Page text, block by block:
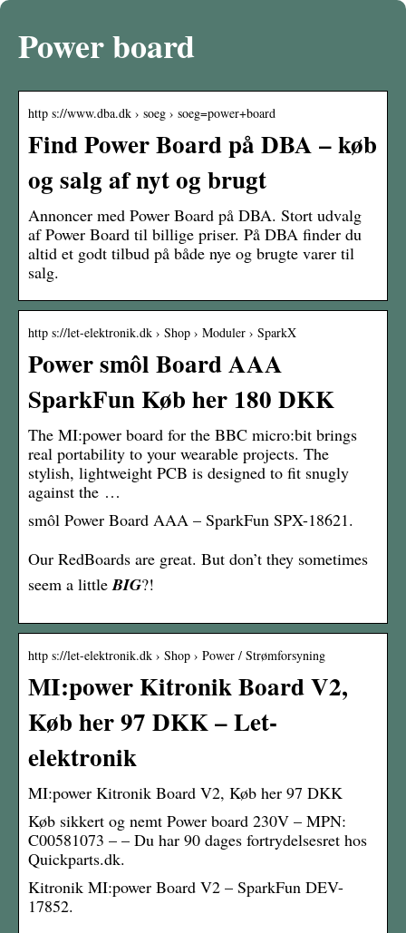
Power board
http s://www.dba.dk › soeg › soeg=power+board
Find Power Board på DBA – køb
og salg af nyt og brugt
Annoncer med Power Board på DBA. Stort udvalg
af Power Board til billige priser. På DBA finder du
altid et godt tilbud på både nye og brugte varer til
salg.
http s://let-elektronik.dk › Shop › Moduler › SparkX
Power smôl Board AAA
SparkFun Køb her 180 DKK
The MI:power board for the BBC micro:bit brings
real portability to your wearable projects. The
stylish, lightweight PCB is designed to fit snugly
against the …
smôl Power Board AAA – SparkFun SPX-18621.
Our RedBoards are great. But don’t they sometimes
seem a littleBIG?!
http s://let-elektronik.dk › Shop › Power / Strømforsyning
MI:power Kitronik Board V2,
Køb her 97 DKK – Let-
elektronik
MI:power Kitronik Board V2, Køb her 97 DKK
Køb sikkert og nemt Power board 230V – MPN:
C00581073 – – Du har 90 dages fortrydelsesret hos
Quickparts.dk.
Kitronik MI:power Board V2 – SparkFun DEV-
17852.